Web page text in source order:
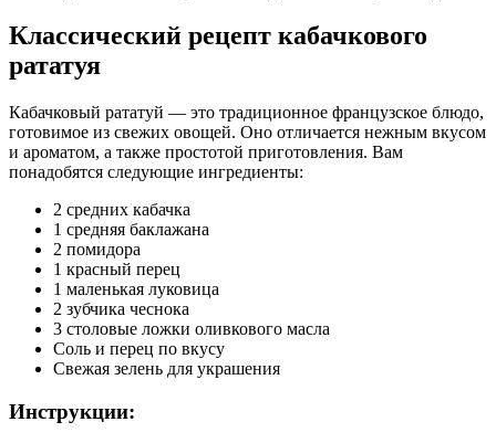
Классический рецепт кабачкового
рататуя
Кабачковый рататуй — это традиционное французское блюдо,
готовимое из свежих овощей. Оно отличается нежным вкусом
и ароматом, а также простотой приготовления. Вам
понадобятся следующие ингредиенты:
2 средних кабачка
1 средняя баклажана
2 помидора
1 красный перец
1 маленькая луковица
2 зубчика чеснока
3 столовые ложки оливкового масла
Соль и перец по вкусу
Свежая зелень для украшения
Инструкции: